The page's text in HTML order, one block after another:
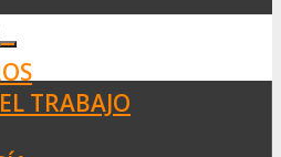
TRABAJO